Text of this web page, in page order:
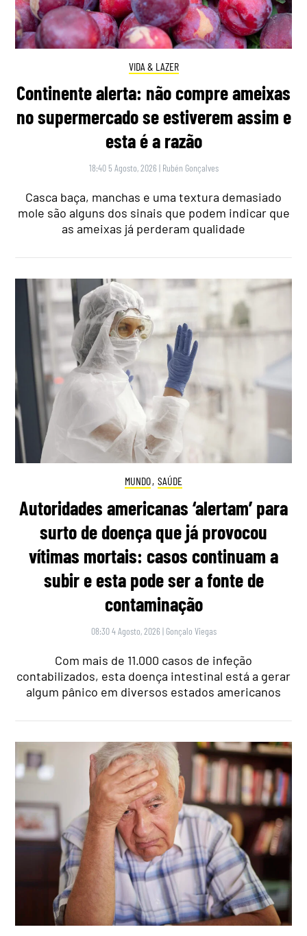
VIDA & LAZER
Continente alerta: não compre ameixas
no supermercado se estiverem assim e
esta é a razão
18:40 5 Agosto, 2026 | Rubén Gonçalves
Casca baça, manchas e uma textura demasiado
mole são alguns dos sinais que podem indicar que
as ameixas já perderam qualidade
MUNDO, SAÚDE
Autoridades americanas ‘alertam’ para
surto de doença que já provocou
vítimas mortais: casos continuam a
subir e esta pode ser a fonte de
contaminação
08:30 4 Agosto, 2026 | Gonçalo Viegas
Com mais de 11.000 casos de infeção
contabilizados, esta doença intestinal está a gerar
algum pânico em diversos estados americanos